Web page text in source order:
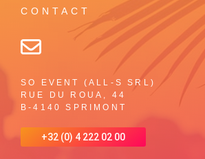
CONTACT
SO EVENT (ALL-S SRL)
RUE DU ROUA, 44
B-4140 SPRIMONT
+32 (0) 4 222 02 00